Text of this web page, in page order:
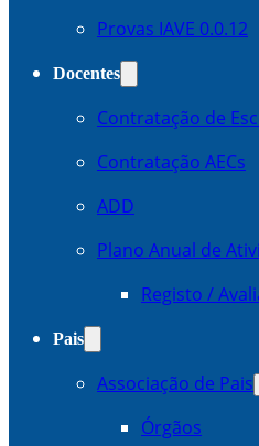
Provas IAVE 0.0.12
Docentes
Contratação de
Contratação AECs
ADD
Plano Anual de
Registo /
Pais
Associação de Pais
Órgãos